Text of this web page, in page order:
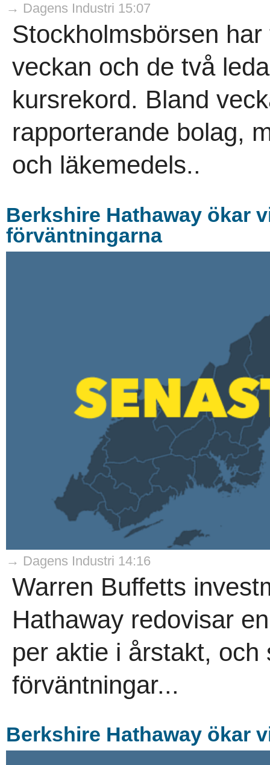
→ Dagens Industri 15:07
Stockholmsbörsen
veckan och de två
kursrekord. Bland
rapporterande bolag,
och läkemedels..
Berkshire Hathaway ökar
förväntningarna
→ Dagens Industri 14:16
Warren Buffetts
Hathaway redovisar
per aktie i årstakt, och
förväntningar...
Berkshire Hathaway ökar